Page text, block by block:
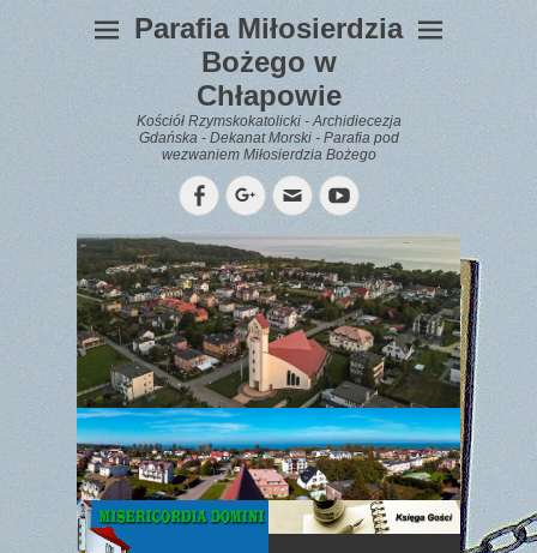
Parafia Miłosierdzia
Bożego w
Chłapowie
Kościół Rzymskokatolicki - Archidiecezja
Gdańska - Dekanat Morski - Parafia pod
wezwaniem Miłosierdzia Bożego
FacebookGoogleplus
EmailYouTube
WYPOCZYNEK
Gazetka
Parafialna